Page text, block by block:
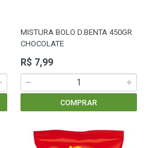
MISTURA BOLO D.BENTA 450GR
CHOCOLATE
R$ 7,99
COMPRAR